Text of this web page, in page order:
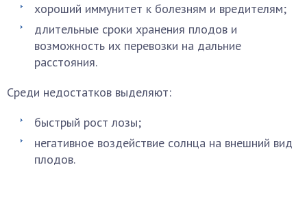
хороший иммунитет к болезням и вредителям;
длительные сроки хранения плодов и
возможность их перевозки на дальние
расстояния.
Среди недостатков выделяют:
быстрый рост лозы;
негативное воздействие солнца на внешний вид
плодов.